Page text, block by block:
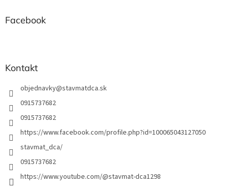
Facebook
Kontakt
objednavky@stavmatdca.sk
0915737682
0915737682
https://www.facebook.com/profile.php?id=100065043127050
stavmat_dca/
0915737682
https://www.youtube.com/@stavmat-dca1298